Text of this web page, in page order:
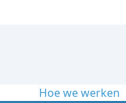
Hoe we werken